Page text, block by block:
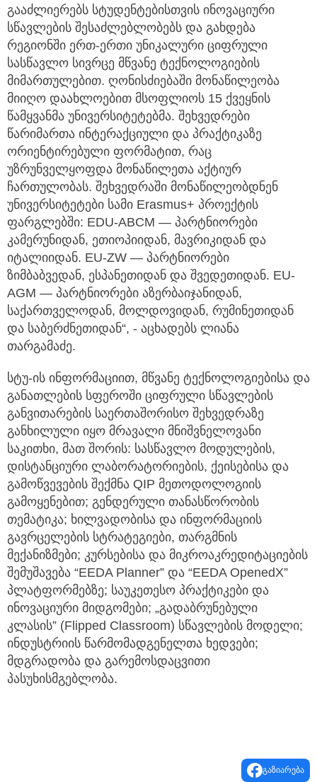
გააძლიერებს სტუდენტებისთვის ინოვაციური
სწავლების შესაძლებლობებს და გახდება
რეგიონში ერთ-ერთი უნიკალური ციფრული
სასწავლო სივრცე მწვანე ტექნოლოგიების
მიმართულებით. ღონისძიებაში მონაწილეობა
მიიღო დაახლოებით მსოფლიოს 15 ქვეყნის
წამყვანმა უნივერსიტეტებმა. შეხვედრები
წარიმართა ინტერაქციული და პრაქტიკაზე
ორიენტირებული ფორმატით, რაც
უზრუნველყოფდა მონაწილეთა აქტიურ
ჩართულობას. შეხვედრაში მონაწილეობდნენ
უნივერსიტეტები სამი Erasmus+ პროექტის
ფარგლებში: EDU-ABCM — პარტნიორები
კამერუნიდან, ეთიოპიიდან, მავრიკიდან და
იტალიიდან. EU-ZW — პარტნიორები
ზიმბაბვედან, ესპანეთიდან და შვედეთიდან. EU-
AGM — პარტნიორები აზერბაიჯანიდან,
საქართველოდან, მოლდოვიდან, რუმინეთიდან
და საბერძნეთიდან“, - აცხადებს ლიანა
თარგამაძე.
სტუ-ის ინფორმაციით, მწვანე ტექნოლოგიებისა და
განათლების სფეროში ციფრული სწავლების
განვითარების საერთაშორისო შეხვედრაზე
განხილული იყო მრავალი მნიშვნელოვანი
საკითხი, მათ შორის: სასწავლო მოდულების,
დისტანციური ლაბორატორიების, ქეისებისა და
გამოწვევების შექმნა QIP მეთოდოლოგიის
გამოყენებით; გენდერული თანასწორობის
თემატიკა; ხილვადობისა და ინფორმაციის
გავრცელების სტრატეგიები, თარგმნის
მექანიზმები; კურსებისა და მიკროაკრედიტაციების
შემუშავება “EEDA Planner” და “EEDA OpenedX”
პლატფორმებზე; საუკეთესო პრაქტიკები და
ინოვაციური მიდგომები; „გადაბრუნებული
კლასის” (Flipped Classroom) სწავლების მოდელი;
ინდუსტრიის წარმომადგენელთა ხედვები;
მდგრადობა და გარემოსდაცვითი
პასუხისმგებლობა.
გაზიარება